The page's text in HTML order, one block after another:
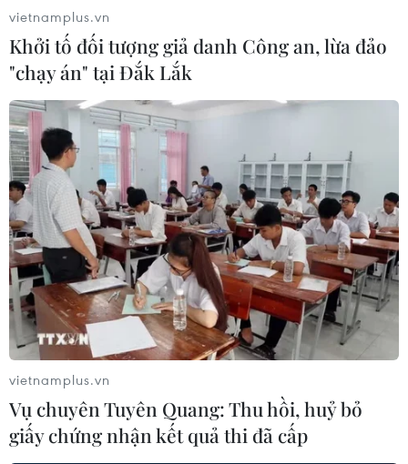
Hà Nội: Cảnh báo app giả mạo cơ quan
thuế để chiếm đoạt tài sản
30/07/2023 08:51
Khi người nộp thuế cài đặt các phần mềm, ứng dụng
“Tổng cục thuế” giả mạo, các đối tượng dùng công
nghệ trí tuệ nhân tạo AI để tạo ra video giả mạo cán bộ
thuế để lừa đảo.
vietnamplus.vn
Khởi tố đối tượng giả danh Công an, lừa đảo
"chạy án" tại Đắk Lắk
vietnamplus.vn
Vụ chuyên Tuyên Quang: Thu hồi, huỷ bỏ
giấy chứng nhận kết quả thi đã cấp